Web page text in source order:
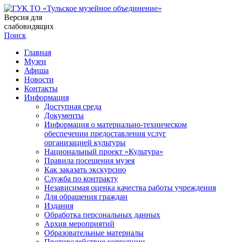
Версия для
слабовидящих
Поиск
Главная
Музеи
Афиша
Новости
Контакты
Информация
Доступная среда
Документы
Информация о материально-техническом
обеспечении предоставления услуг
организацией культуры
Национальный проект «Культура»
Правила посещения музея
Как заказать экскурсию
Служба по контракту
Независимая оценка качества работы учреждения
Для обращения граждан
Издания
Обработка персональных данных
Архив мероприятий
Образовательные материалы